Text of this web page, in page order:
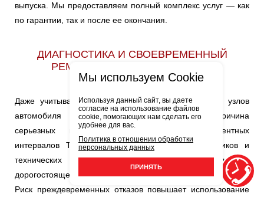
выпуска. Мы предоставляем полный комплекс услуг — как
по гарантии, так и после ее окончания.
ДИАГНОСТИКА И СВОЕВРЕМЕННЫЙ
РЕМОНТ — ЗАЛОГ ЭКОНОМИИ
Даже учитывая продуманную конструкцию, ресурс узлов
автомобиля Шевроле ограничен. Частая причина
серьезных поломок — нарушение регламентных
интервалов ТО. Своевременная замена расходников и
технических жидкостей — лучшая профилактика
дорогостоящего ремонта двигателя и других агрегатов.
Риск преждевременных отказов повышает использование
Мы используем Cookie
Используя данный сайт, вы даете
согласие на использование файлов
cookie, помогающих нам сделать его
удобнее для вас.
Политика в отношении обработки
персональных данных
ПРИНЯТЬ